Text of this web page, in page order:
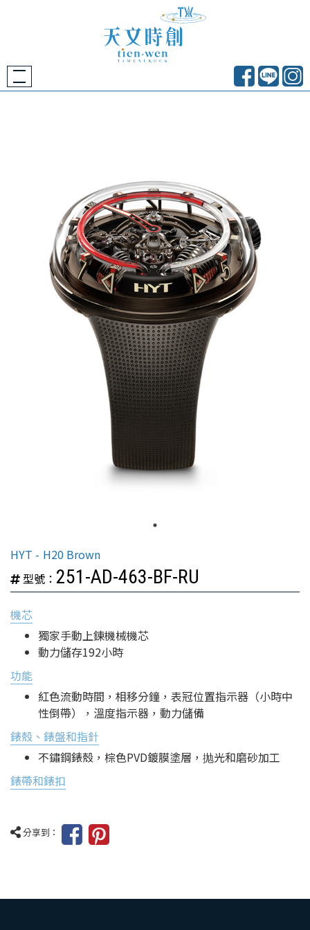
HYT
H20 Brown
型號： 251-AD-463-BF-RU
機芯
獨家手動上鍊機械機芯
動力儲存192小時
功能
紅色流動時間，相移分鐘，表冠位置指示器（小時中
性倒帶），溫度指示器，動力儲備
錶殼、錶盤和指針
不鏽鋼錶殼，棕色PVD鍍膜塗層，抛光和磨砂加工
錶帶和錶扣
分享到：